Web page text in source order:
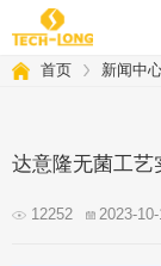
首页 新闻中
达意隆无菌工
12252 2023-